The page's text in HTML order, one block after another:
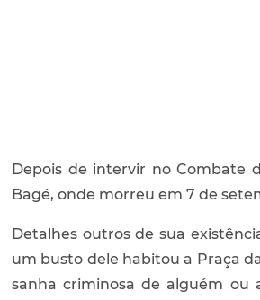
Depois de intervir no Combate
Bagé, onde morreu em 7 de
Detalhes outros de sua
um busto dele habitou a Praça
sanha criminosa de alguém ou